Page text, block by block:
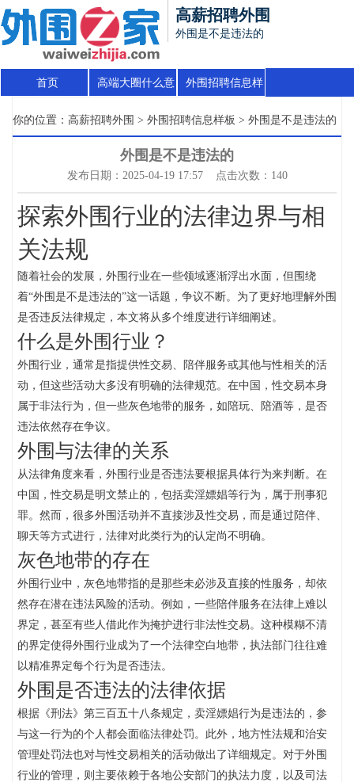
高薪招聘外围
外围是不是违法的
首页 高端大圈什么意 外围招聘信息样
板
你的位置： 高薪招聘外围 > 外围招聘信息样板 > 外围是不是违法的
外围是不是违法的
发布日期：2025-04-19 17:57 点击次数：140
探索外围行业的法律边界与相
关法规
随着社会的发展，外围行业在一些领域逐渐浮出水面，但围绕
着“外围是不是违法的”这一话题，争议不断。为了更好地理解外围
是否违反法律规定，本文将从多个维度进行详细阐述。
什么是外围行业？
外围行业，通常是指提供性交易、陪伴服务或其他与性相关的活
动，但这些活动大多没有明确的法律规范。在中国，性交易本身
属于非法行为，但一些灰色地带的服务，如陪玩、陪酒等，是否
违法依然存在争议。
外围与法律的关系
从法律角度来看，外围行业是否违法要根据具体行为来判断。在
中国，性交易是明文禁止的，包括卖淫嫖娼等行为，属于刑事犯
罪。然而，很多外围活动并不直接涉及性交易，而是通过陪伴、
聊天等方式进行，法律对此类行为的认定尚不明确。
灰色地带的存在
外围行业中，灰色地带指的是那些未必涉及直接的性服务，却依
然存在潜在违法风险的活动。例如，一些陪伴服务在法律上难以
界定，甚至有些人借此作为掩护进行非法性交易。这种模糊不清
的界定使得外围行业成为了一个法律空白地带，执法部门往往难
以精准界定每个行为是否违法。
外围是否违法的法律依据
根据《刑法》第三百五十八条规定，卖淫嫖娼行为是违法的，参
与这一行为的个人都会面临法律处罚。此外，地方性法规和治安
管理处罚法也对与性交易相关的活动做出了详细规定。对于外围
行业的管理，则主要依赖于各地公安部门的执法力度，以及司法